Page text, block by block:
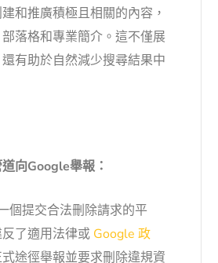
和推廣積極且相關的內容，
落格和專業簡介。這不僅展
有助於自然減少搜尋結果中
向Google舉報：
個提交合法刪除請求的平
了適用法律或 Google 政
途徑舉報並要求刪除違規資